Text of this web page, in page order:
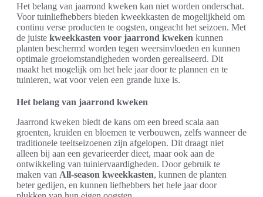
Het belang van jaarrond kweken kan niet worden onderschat.
Voor tuinliefhebbers bieden kweekkasten de mogelijkheid om
continu verse producten te oogsten, ongeacht het seizoen. Met
de juiste kweekkasten voor jaarrond kweken kunnen
planten beschermd worden tegen weersinvloeden en kunnen
optimale groeiomstandigheden worden gerealiseerd. Dit
maakt het mogelijk om het hele jaar door te plannen en te
tuinieren, wat voor velen een grande luxe is.
Het belang van jaarrond kweken
Jaarrond kweken biedt de kans om een breed scala aan
groenten, kruiden en bloemen te verbouwen, zelfs wanneer de
traditionele teeltseizoenen zijn afgelopen. Dit draagt niet
alleen bij aan een gevarieerder dieet, maar ook aan de
ontwikkeling van tuiniervaardigheden. Door gebruik te
maken van All-season kweekkasten, kunnen de planten
beter gedijen, en kunnen liefhebbers het hele jaar door